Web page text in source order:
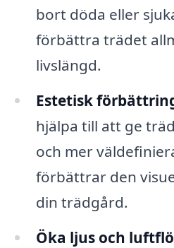
bort döda eller
förbättra trädet
livslängd.
Estetisk
hjälpa till att ge
och mer
förbättrar den
din trädgård.
Öka ljus och